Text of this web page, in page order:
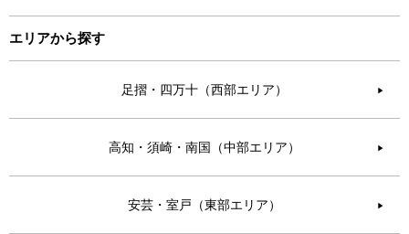
エリアから探す
足摺・四万十（西部エリア） ▶︎
高知・須崎・南国（中部エリア） ▶︎
安芸・室戸（東部エリア） ▶︎